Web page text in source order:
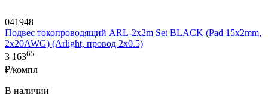
041948
Подвес токопроводящий ARL-2x2m Set BLACK (Pad 15x2mm,
2x20AWG) (Arlight, провод 2x0.5)
3 16365
₽/компл
В наличии